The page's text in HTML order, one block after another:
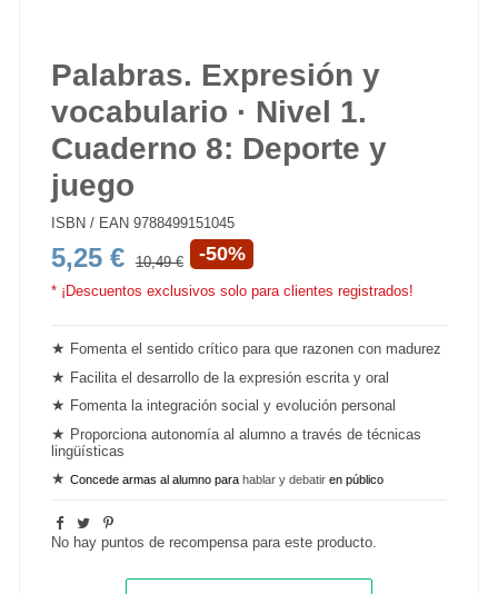
Palabras. Expresión y
vocabulario · Nivel 1.
Cuaderno 8: Deporte y
juego
ISBN / EAN 9788499151045
5,25 € 10,49 € -50%
* ¡Descuentos exclusivos solo para clientes registrados!
★ Fomenta el sentido crítico para que razonen con madurez
★ Facilita el desarrollo de laexpresión escrita y oral
★ Fomenta la integración social y evolución personal
★ Proporciona autonomía al alumno a través de técnicas
lingüísticas
★Concede armas al alumno parahablar y debatir en público
No hay puntos de recompensa para este producto.